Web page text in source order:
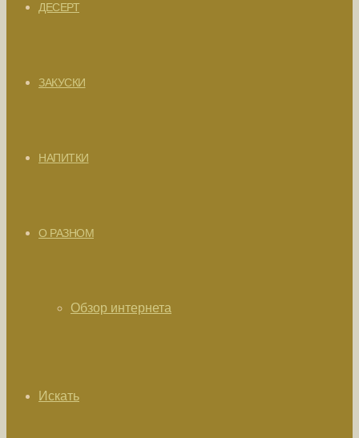
ДЕСЕРТ
ЗАКУСКИ
НАПИТКИ
О РАЗНОМ
Обзор интернета
Искать